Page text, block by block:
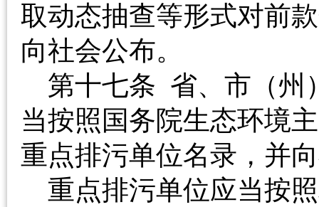
取动态抽查等形式对前
向社会公布。
第十七条 省、市（州
当按照国务院生态环境
重点排污单位名录，
重点排污单位应当按